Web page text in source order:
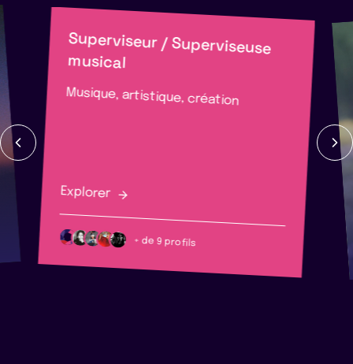
Superviseur / Superviseuse
musical
Musique, artistique, création
Explorer
+ de 9 profils